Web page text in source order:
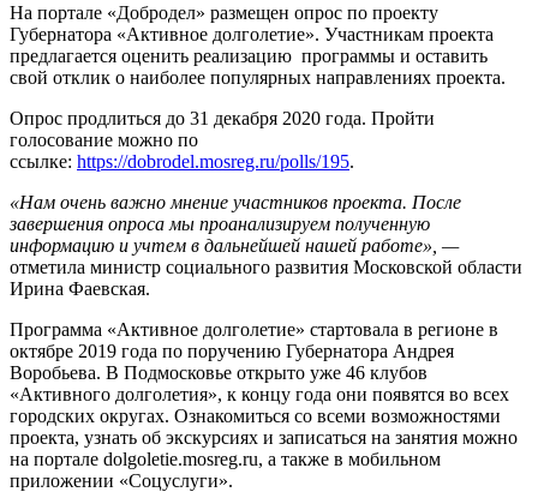
На портале «Добродел» размещен опрос по проекту
Губернатора «Активное долголетие». Участникам проекта
предлагается оценить реализацию программы и оставить
свой отклик о наиболее популярных направлениях проекта.
Опрос продлиться до 31 декабря 2020 года. Пройти
голосование можно по
ссылке: https://dobrodel.mosreg.ru/polls/195.
«Нам очень важно мнение участников проекта. После
завершения опроса мы проанализируем полученную
информацию и учтем в дальнейшей нашей работе», —
отметила министр социального развития Московской области
Ирина Фаевская.
Программа «Активное долголетие» стартовала в регионе в
октябре 2019 года по поручению Губернатора Андрея
Воробьева. В Подмосковье открыто уже 46 клубов
«Активного долголетия», к концу года они появятся во всех
городских округах. Ознакомиться со всеми возможностями
проекта, узнать об экскурсиях и записаться на занятия можно
на портале dolgoletie.mosreg.ru, а также в мобильном
приложении «Соцуслуги».